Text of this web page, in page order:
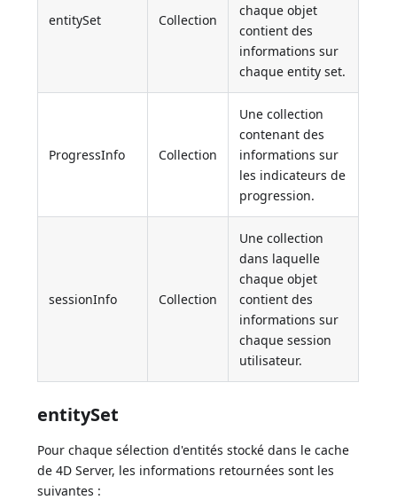
entitySet Collection
chaque objet
contient des
informations sur
chaque entity set.
ProgressInfo Collection
Une collection
contenant des
informations sur
les indicateurs de
progression.
sessionInfo Collection
Une collection
dans laquelle
chaque objet
contient des
informations sur
chaque session
utilisateur.
entitySet
Pour chaque sélection d'entités stocké dans le cache
de 4D Server, les informations retournées sont les
suivantes :